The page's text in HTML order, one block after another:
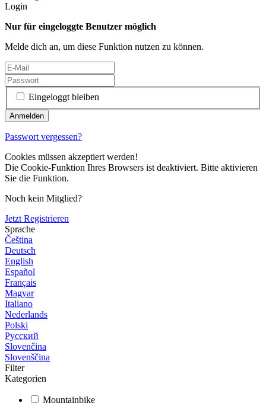
Login
Nur für eingeloggte Benutzer möglich
Melde dich an, um diese Funktion nutzen zu können.
Eingeloggt bleiben
Passwort vergessen?
Cookies müssen akzeptiert werden!
Die Cookie-Funktion Ihres Browsers ist deaktiviert. Bitte aktivieren
Sie die Funktion.
Noch kein Mitglied?
Jetzt Registrieren
Sprache
Čeština
Deutsch
English
Español
Français
Magyar
Italiano
Nederlands
Polski
Русский
Slovenčina
Slovenščina
Filter
Kategorien
Mountainbike